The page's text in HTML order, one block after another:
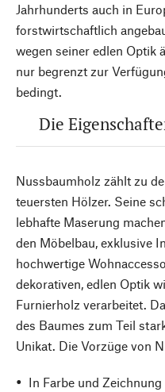
Jahrhunderts auch in
forstwirtschaftlich
wegen seiner edlen Optik
nur begrenzt zur
bedingt.
Die
Nussbaumholz zählt zu
teuersten Hölzer. Seine
lebhafte Maserung
den Möbelbau, exklusive
hochwertige
dekorativen, edlen Optik
Furnierholz verarbeitet.
des Baumes zum Teil
Unikat. Die Vorzüge von
In Farbe und